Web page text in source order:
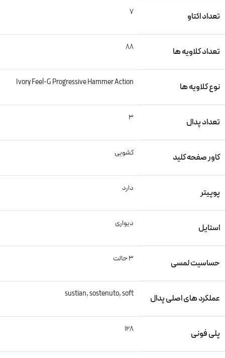
تعداد اکتاو 7
تعداد کلاویه ها 88
نوع کلاویه ها Ivory Feel-G Progressive Hammer Action
تعداد پدال 3
کاور صفحه کلید کشویی
پوپیتر دارد
استایل دیواری
حساسیت لمسی 3 حالت
عملکرد های اصلی پدال sustian, sostenuto, soft
پلی فونی 128